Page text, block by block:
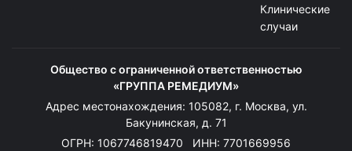
Клинические
случаи
Общество с ограниченной ответственностью
«ГРУППА РЕМЕДИУМ»
Адрес местонахождения: 105082, г. Москва, ул.
Бакунинская, д. 71
ОГРН: 1067746819470 ИНН: 7701669956